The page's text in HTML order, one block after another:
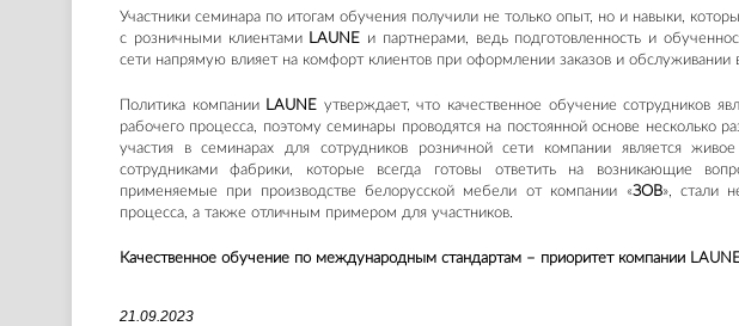
Участники семинара по итогам обучения получили не только опыт, но и навыки,
с розничными клиентами LAUNE и партнерами, ведь подготовленность и
сети напрямую влияет на комфорт клиентов при оформлении заказов и обслуживании
Политика компании LAUNE утверждает, что качественное обучение сотрудников
рабочего процесса, поэтому семинары проводятся на постоянной основе несколько
участия в семинарах для сотрудников розничной сети компании является
сотрудниками фабрики, которые всегда готовы ответить на возникающие
применяемые при производстве белорусской мебели от компании «ЗОВ», стали
процесса, а также отличным примером для участников.
Качественное обучение по международным стандартам – приоритет компании
21.09.2023